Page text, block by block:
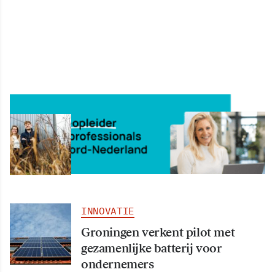
INNOVATIE
Circolide: “We hebben iets heel
waardevols in handen”
INNOVATIE
Groningen verkent pilot met
gezamenlijke batterij voor
ondernemers